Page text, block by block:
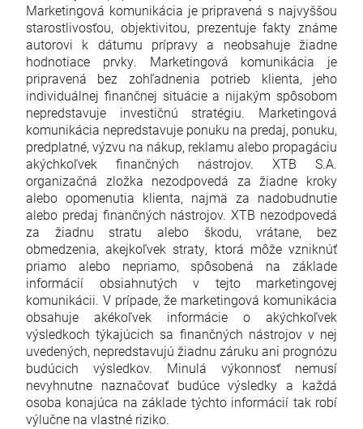
Marketingová komunikácia je pripravená s najvyššou
starostlivosťou, objektivitou, prezentuje fakty známe
autorovi k dátumu prípravy a neobsahuje žiadne
hodnotiace prvky. Marketingová komunikácia je
pripravená bez zohľadnenia potrieb klienta, jeho
individuálnej finančnej situácie a nijakým spôsobom
nepredstavuje investičnú stratégiu. Marketingová
komunikácia nepredstavuje ponuku na predaj, ponuku,
predplatné, výzvu na nákup, reklamu alebo propagáciu
akýchkoľvek finančných nástrojov. XTB S.A.
organizačná zložka nezodpovedá za žiadne kroky
alebo opomenutia klienta, najmä za nadobudnutie
alebo predaj finančných nástrojov. XTB nezodpovedá
za žiadnu stratu alebo škodu, vrátane, bez
obmedzenia, akejkoľvek straty, ktorá môže vzniknúť
priamo alebo nepriamo, spôsobená na základe
informácií obsiahnutých v tejto marketingovej
komunikácii. V prípade, že marketingová komunikácia
obsahuje akékoľvek informácie o akýchkoľvek
výsledkoch týkajúcich sa finančných nástrojov v nej
uvedených, nepredstavujú žiadnu záruku ani prognózu
budúcich výsledkov. Minulá výkonnosť nemusí
nevyhnutne naznačovať budúce výsledky a každá
osoba konajúca na základe týchto informácií tak robí
výlučne na vlastné riziko.